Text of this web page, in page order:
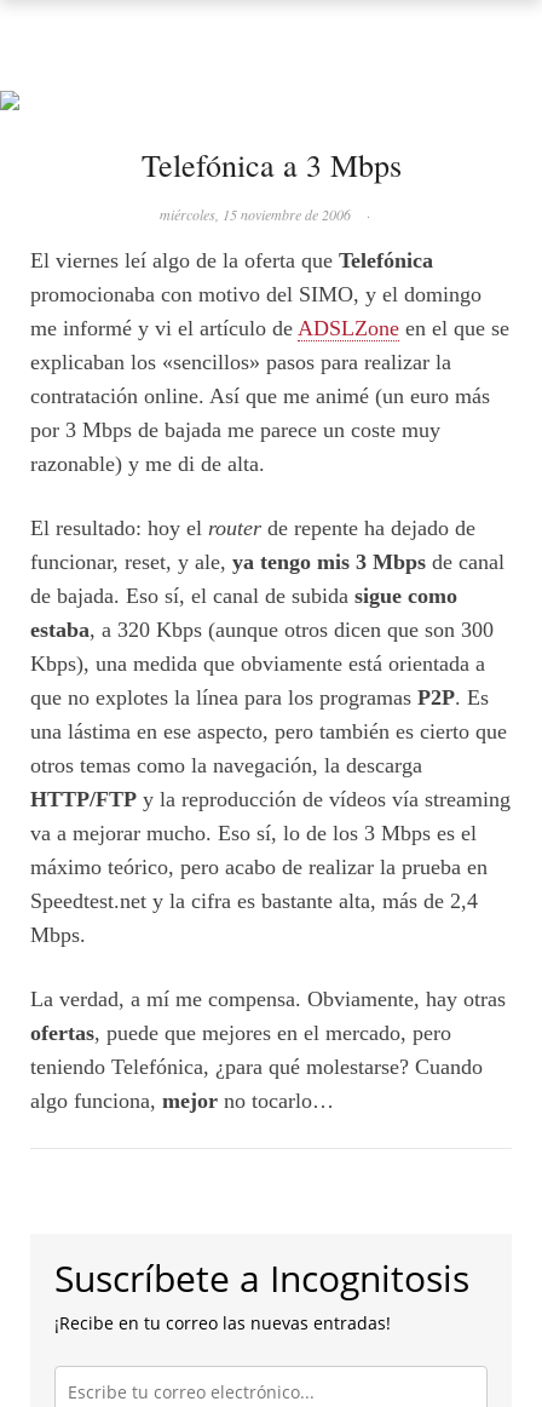
Telefónica a 3 Mbps
miércoles, 15 noviembre de 2006 ·
El viernes leí algo de la oferta que Telefónica
promocionaba con motivo del SIMO, y el domingo
me informé y vi el artículo de ADSLZone en el que se
explicaban los «sencillos» pasos para realizar la
contratación online. Así que me animé (un euro más
por 3 Mbps de bajada me parece un coste muy
razonable) y me di de alta.
El resultado: hoy el router de repente ha dejado de
funcionar, reset, y ale, ya tengo mis 3 Mbps de canal
de bajada. Eso sí, el canal de subida sigue como
estaba, a 320 Kbps (aunque otros dicen que son 300
Kbps), una medida que obviamente está orientada a
que no explotes la línea para los programas P2P. Es
una lástima en ese aspecto, pero también es cierto que
otros temas como la navegación, la descarga
HTTP/FTP y la reproducción de vídeos vía streaming
va a mejorar mucho. Eso sí, lo de los 3 Mbps es el
máximo teórico, pero acabo de realizar la prueba en
Speedtest.net y la cifra es bastante alta, más de 2,4
Mbps.
La verdad, a mí me compensa. Obviamente, hay otras
ofertas, puede que mejores en el mercado, pero
teniendo Telefónica, ¿para qué molestarse? Cuando
algo funciona, mejor no tocarlo…
Suscríbete a Incognitosis
¡Recibe en tu correo las nuevas entradas!
Escribe
tu